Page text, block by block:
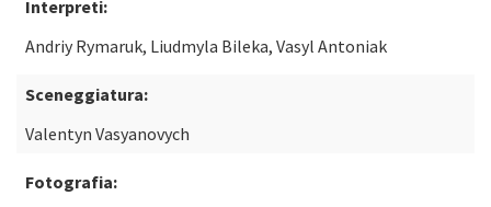
Interpreti:
Andriy Rymaruk, Liudmyla Bileka, Vasyl Antoniak
Sceneggiatura:
Valentyn Vasyanovych
Fotografia: